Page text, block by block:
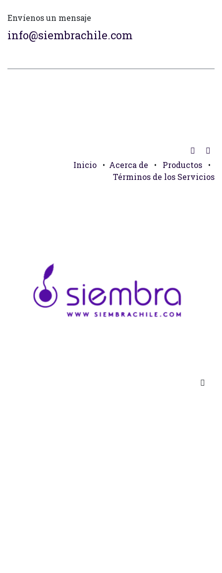
Envíenos un mensaje
info@siembrachile.com
Inicio • Acerca de • Productos
•
Términos de los Servicios